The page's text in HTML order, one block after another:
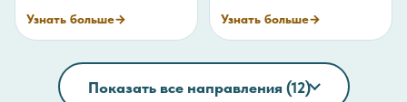
Узнать больше→ Узнать больше→
Показать все направления (12)